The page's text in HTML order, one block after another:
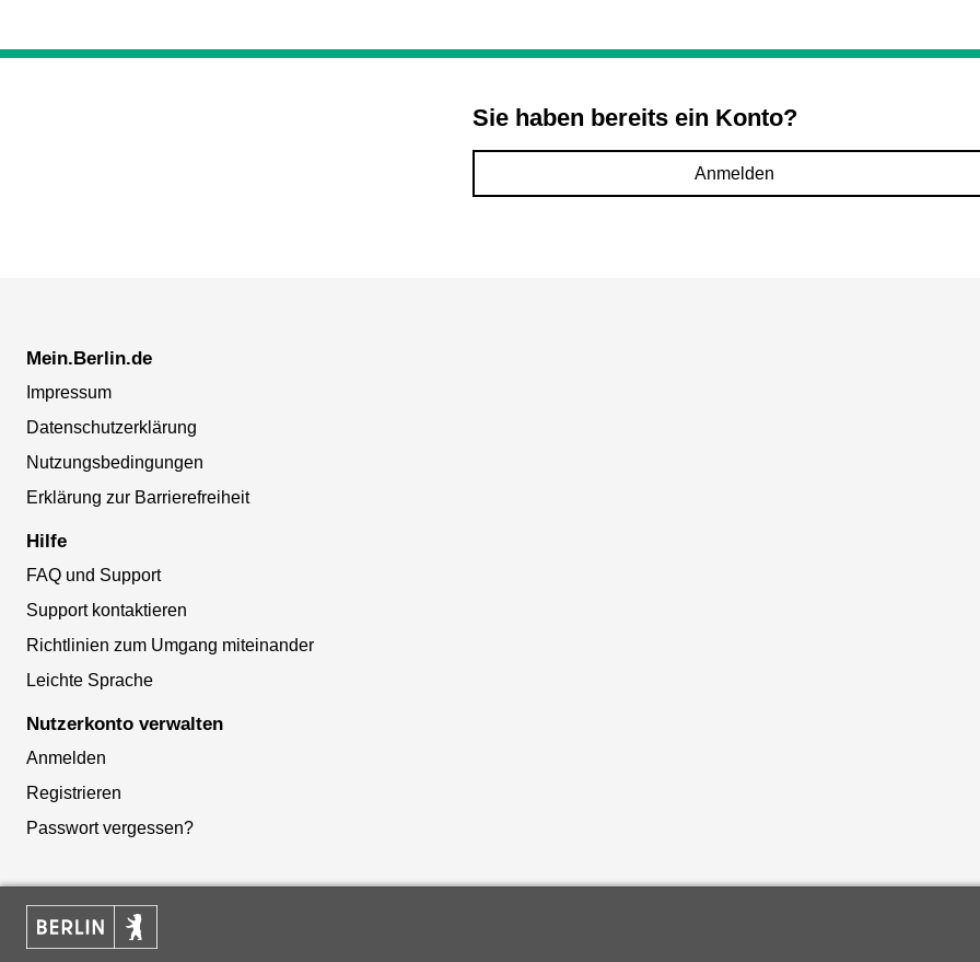
Sie haben bereits ein Konto?
Anmelden
Mein.Berlin.de
Impressum
Datenschutzerklärung
Nutzungsbedingungen
Erklärung zur Barrierefreiheit
Hilfe
FAQ und Support
Support kontaktieren
Richtlinien zum Umgang miteinander
Leichte Sprache
Nutzerkonto verwalten
Anmelden
Registrieren
Passwort vergessen?